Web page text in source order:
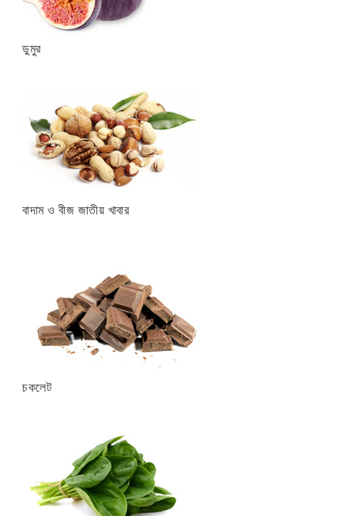
ডুমুর
বাদাম ও বীজ জাতীয় খাবার
চকলেট